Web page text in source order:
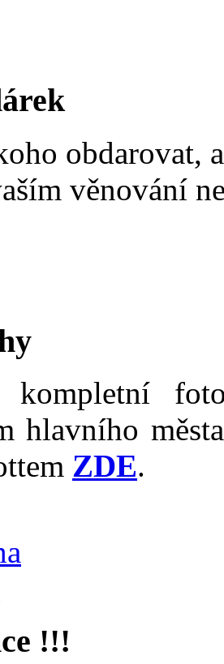
obdarovat,
věnování
kompletní
hlavního
ZDE.
!!!